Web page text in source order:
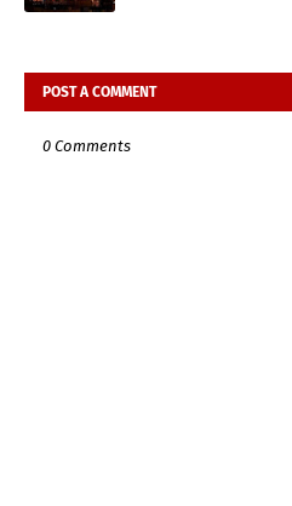
POST A COMMENT
0 Comments